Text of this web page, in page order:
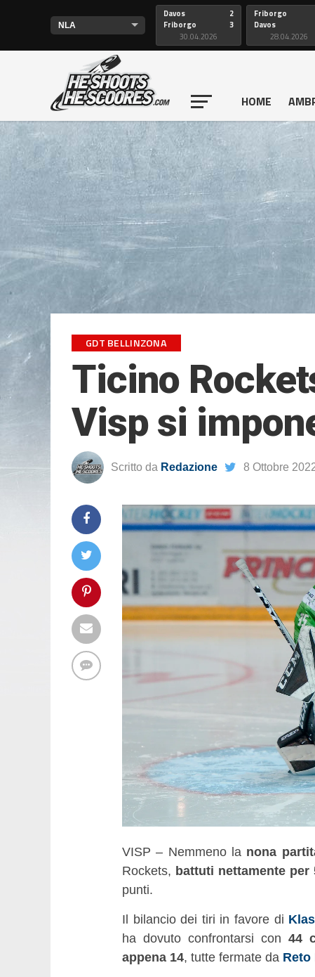
Davos
Friborgo
2
3
30.04.2026
Friborgo
Davos
28.04.2026
HOME
GDT BELLINZONA
Ticino
Visp si
Scritto da Redazione 8 Ottobre
VISP – Nemmeno la nona
Rockets, battuti nettamente per
punti.
Il bilancio dei tiri in favore di
ha dovuto confrontarsi con44
appena 14, tutte fermate da Reto